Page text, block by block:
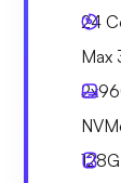
24
Max
2x